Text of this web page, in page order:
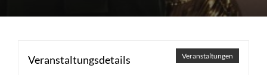
Veranstaltungen
Veranstaltungsdetails